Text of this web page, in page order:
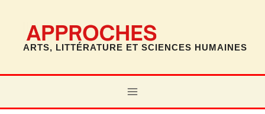
contenu
ARTS, LITTÉRATURE ET SCIENCES HUMAINES
MAIN